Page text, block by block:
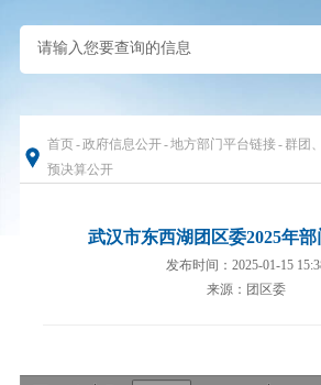
首页-政府信息公开-地方部门平台链接- 群团
预决算公开
武汉市东西湖团区委2025年
发布时间：2025-01-15
来源：团区委